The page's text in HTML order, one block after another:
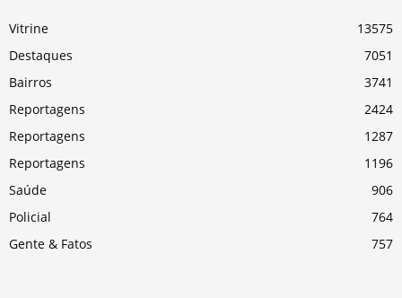
Vitrine
13575
Destaques
7051
Bairros
3741
Reportagens
2424
Reportagens
1287
Reportagens
1196
Saúde
906
Policial
764
Gente & Fatos
757